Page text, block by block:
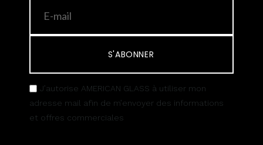
S'ABONNER
J’autorise AMERICAN GLASS à utiliser mon
adresse mail afin de m’envoyer des informations
et offres commerciales